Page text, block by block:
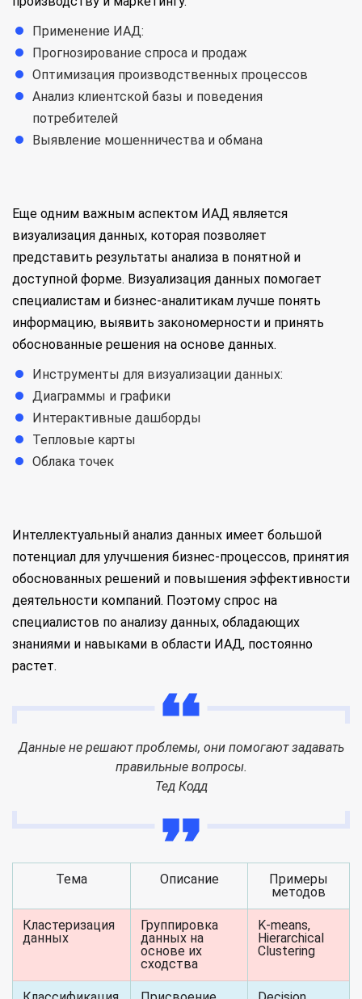
Применение ИАД:
Прогнозирование спроса и продаж
Оптимизация производственных процессов
Анализ клиентской базы и поведения
потребителей
Выявление мошенничества и обмана
Еще одним важным аспектом ИАД является
визуализация данных, которая позволяет
представить результаты анализа в понятной и
доступной форме. Визуализация данных помогает
специалистам и бизнес-аналитикам лучше понять
информацию, выявить закономерности и принять
обоснованные решения на основе данных.
Инструменты для визуализации данных:
Диаграммы и графики
Интерактивные дашборды
Тепловые карты
Облака точек
Интеллектуальный анализ данных имеет большой
потенциал для улучшения бизнес-процессов, принятия
обоснованных решений и повышения эффективности
деятельности компаний. Поэтому спрос на
специалистов по анализу данных, обладающих
знаниями и навыками в области ИАД, постоянно
растет.
Данные не решают проблемы, они помогают задавать
правильные вопросы.
Тед Кодд
Тема Описание
Примеры
методов
Кластеризация
данных
Группировка
данных на
основе их
сходства
K-means,
Hierarchical
Clustering